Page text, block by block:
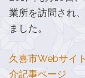
業所を訪問され
ました。
久喜市Webサイト
介記事ページ